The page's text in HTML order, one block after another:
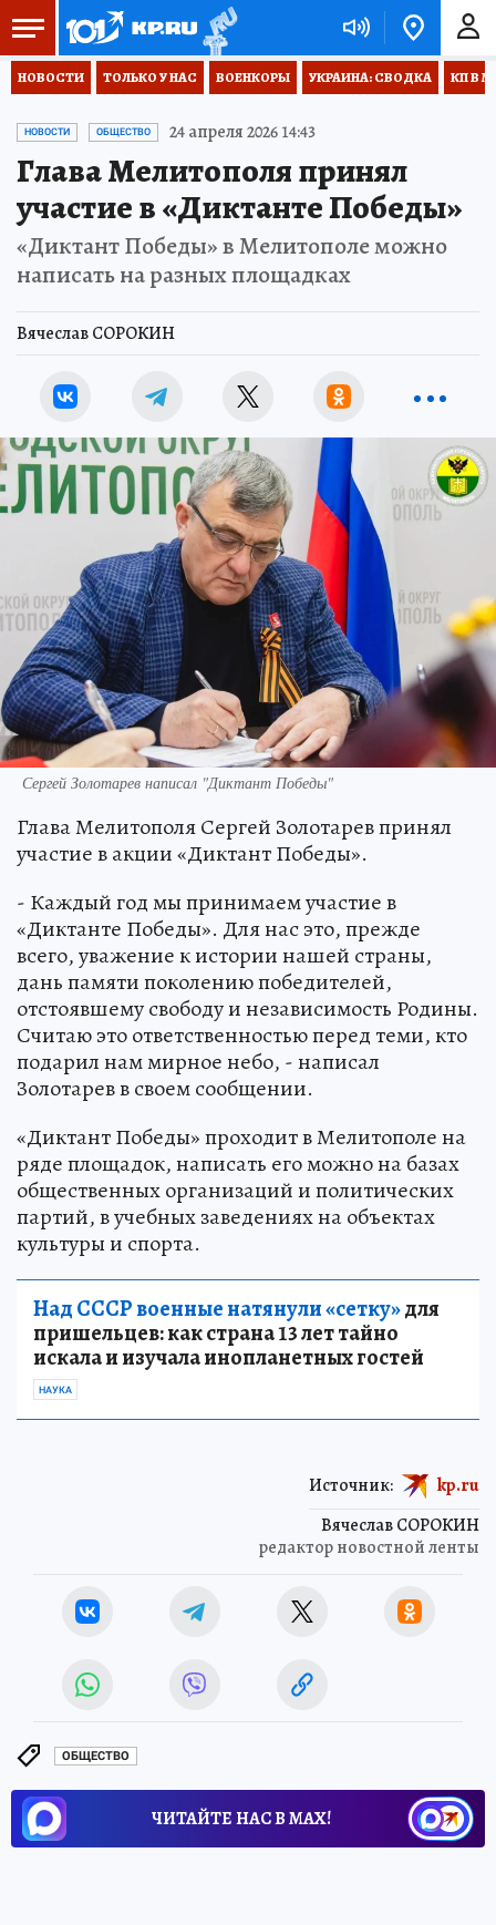
НОВОСТИ ТОЛЬКО У НАС ВОЕНКОРЫ УКРАИНА: СВОДКА КП В
НОВОСТИ ОБЩЕСТВО 24 апреля 2026 14:43
Глава Мелитополя принял
участие в «Диктанте Победы»
«Диктант Победы» в Мелитополе можно
написать на разных площадках
Вячеслав СОРОКИН
Сергей Золотарев написал "Диктант Победы"
Глава Мелитополя Сергей Золотарев принял
участие в акции «Диктант Победы».
- Каждый год мы принимаем участие в
«Диктанте Победы». Для нас это, прежде
всего, уважение к истории нашей страны,
дань памяти поколению победителей,
отстоявшему свободу и независимость Родины.
Считаю это ответственностью перед теми, кто
подарил нам мирное небо, - написал
Золотарев в своем сообщении.
«Диктант Победы» проходит в Мелитополе на
ряде площадок, написать его можно на базах
общественных организаций и политических
партий, в учебных заведениях на объектах
культуры и спорта.
Над СССР военные натянули «сетку»для
пришельцев: как страна 13 лет тайно
искала и изучала инопланетных гостей
НАУКА
Вячеслав СОРОКИН
редактор новостной ленты
Источник: kp.ru
ОБЩЕСТВО
ЧИТАЙТЕ НАС В МАХ!